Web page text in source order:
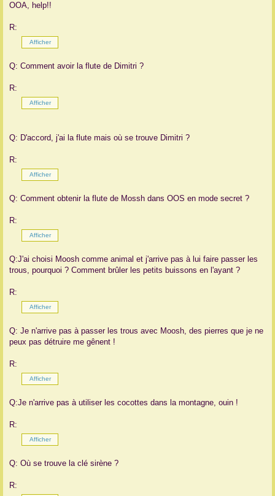
OOA, help!!
R:
Q: Comment avoir la flute de Dimitri ?
R:
Q: D'accord, j'ai la flute mais où se trouve Dimitri ?
R:
Q: Comment obtenir la flute de Mossh dans OOS en mode secret ?
R:
Q:J'ai choisi Moosh comme animal et j'arrive pas à lui faire passer les
trous, pourquoi ? Comment brûler les petits buissons en l'ayant ?
R:
Q: Je n'arrive pas à passer les trous avec Moosh, des pierres que je ne
peux pas détruire me gênent !
R:
Q:Je n'arrive pas à utiliser les cocottes dans la montagne, ouin !
R:
Q: Où se trouve la clé sirène ?
R: